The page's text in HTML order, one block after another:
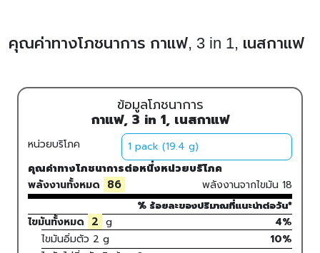
คุณค่าทางโภชนาการ กาแฟ, 3 in 1, เนสกาแฟ
ข้อมูลโภชนาการ
กาแฟ, 3 in 1, เนสกาแฟ
หน่วยบริโภค
คุณค่าทางโภชนาการต่อหนึ่งหน่วยบริโภค
พลังงานทั้งหมด 86 พลังงานจากไขมัน 18
% ร้อยละของปริมาณที่แนะนำต่อวัน*
ไขมันทั้งหมด 2 g
4%
ไขมันอิ่มตัว 2 g 10%